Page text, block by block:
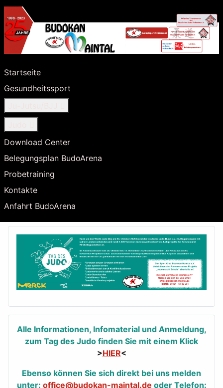
Startseite
Gesundheitssport
Download Center
Belegungsplan BudoArena
Probetraining
Kontakte
Anfahrt BudoArena
Alle Informationen, Infomaterial und Anmeldung,
zum Tag des Judo finden Sie mit einem Klick
>HIER<
Ebenso können Sie sich direkt bei uns melden
unter: office@budokan-maintal.de oder Telefon: